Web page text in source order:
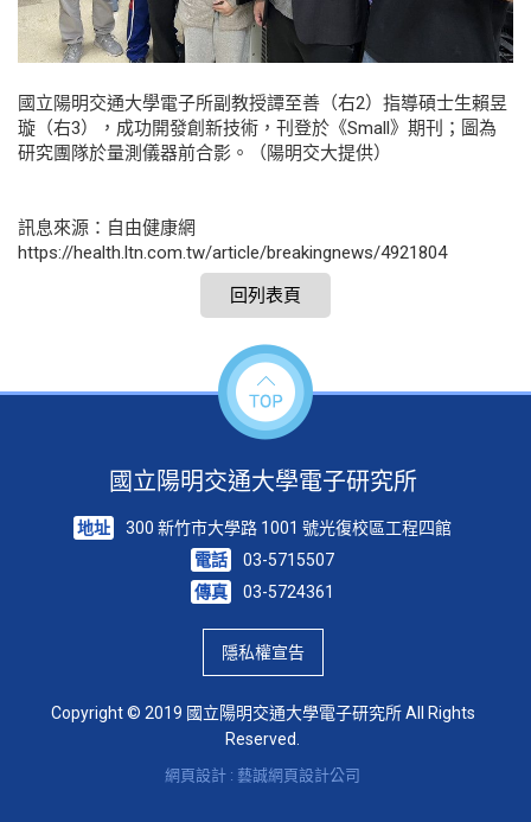
國立陽明交通大學電子所副教授譚至善（右2）指導碩士生賴昱
璇（右3），成功開發創新技術，刊登於《Small》期刊；圖為
研究團隊於量測儀器前合影。（陽明交大提供）
訊息來源：自由健康網
https://health.ltn.com.tw/article/breakingnews/4921804
回列表頁
國立陽明交通大學電子研究所
地址
300 新竹市大學路 1001 號光復校區工程四館
電話
03-5715507
傳真
03-5724361
隱私權宣告
Copyright © 2019 國立陽明交通大學電子研究所 All Rights
Reserved.
網頁設計 : 藝誠網頁設計公司